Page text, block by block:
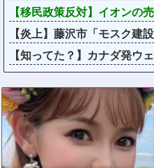
【移民政策反対】イオンの
【炎上】藤沢市「モスク建
【知ってた？】カナダ発ウ